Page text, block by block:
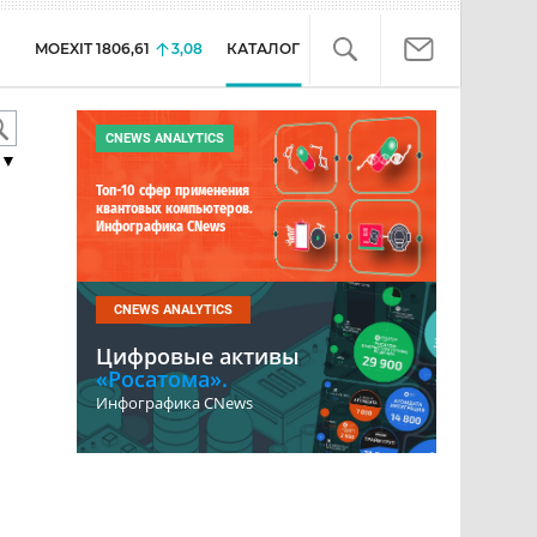
MOEXIT 1806,61 3,08 КАТАЛОГ
CNEWS ANALYTICS
Топ-10 сфер применения
квантовых компьютеров.
Инфографика CNews
CNEWS ANALYTICS
Цифровые активы
«Росатома».
Инфографика CNews